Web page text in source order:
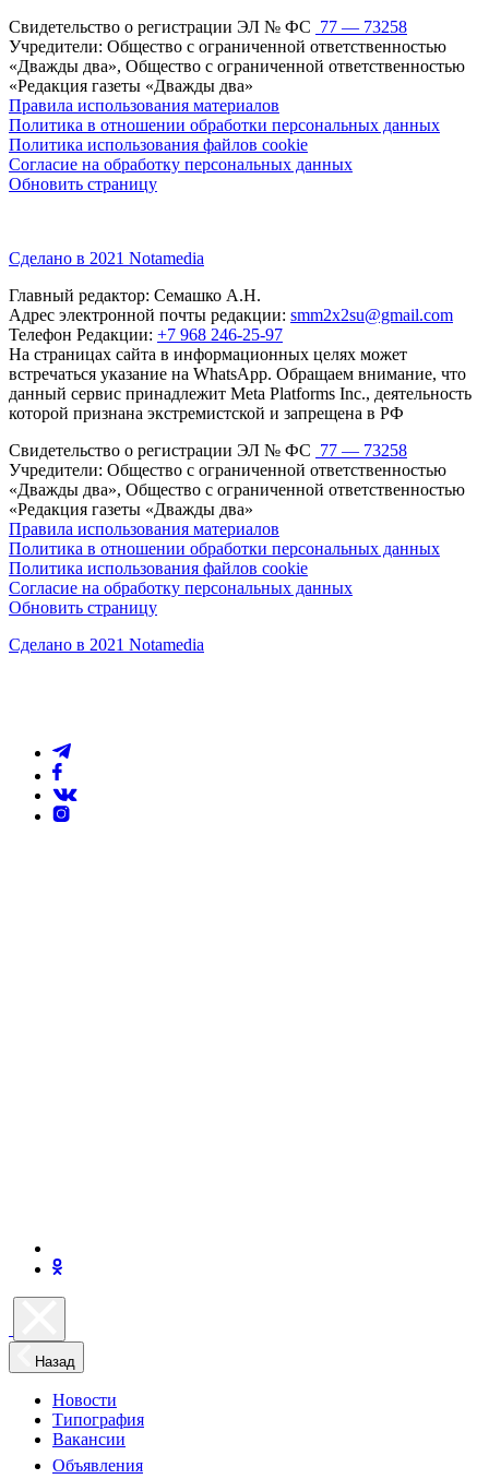
Свидетельство о регистрации ЭЛ № ФС 77 — 73258
Учредители: Общество с ограниченной ответственностью
«Дважды два», Общество с ограниченной ответственностью
«Редакция газеты «Дважды два»
Правила использования материалов
Политика в отношении обработки персональных данных
Политика использования файлов cookie
Согласие на обработку персональных данных
Обновить страницу
Сделано в 2021 Notamedia
Главный редактор: Семашко А.Н.
Адрес электронной почты редакции: smm2x2su@gmail.com
Телефон Редакции: +7 968 246-25-97
На страницах сайта в информационных целях может
встречаться указание на WhatsApp. Обращаем внимание, что
данный сервис принадлежит Meta Platforms Inc., деятельность
которой признана экстремистской и запрещена в РФ
Свидетельство о регистрации ЭЛ № ФС 77 — 73258
Учредители: Общество с ограниченной ответственностью
«Дважды два», Общество с ограниченной ответственностью
«Редакция газеты «Дважды два»
Правила использования материалов
Политика в отношении обработки персональных данных
Политика использования файлов cookie
Согласие на обработку персональных данных
Обновить страницу
Сделано в 2021 Notamedia
Назад
Новости
Типография
Вакансии
Объявления